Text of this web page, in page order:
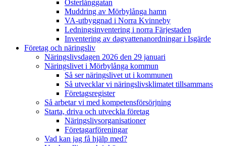
Österlånggatan
Muddring av Mörbylånga hamn
VA-utbyggnad i Norra Kvinneby
Ledningsinventering i norra Färjestaden
Inventering av dagvattenanordningar i Isgärde
Företag och näringsliv
Näringslivsdagen 2026 den 29 januari
Näringslivet i Mörbylånga kommun
Så ser näringslivet ut i kommunen
Så utvecklar vi näringslivsklimatet tillsammans
Företagsregister
Så arbetar vi med kompetensförsörjning
Starta, driva och utveckla företag
Näringslivsorganisationer
Företagarföreningar
Vad kan jag få hjälp med?